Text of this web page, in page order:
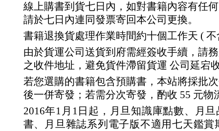
線上購書到貨七日內，如對書籍內容有任
請於七日內連同發票寄回本公司更換。
書籍退換貨處理作業時間約十個工作天 (
由於貨運公司送貨到府需經簽收手續，請
之收件地址，避免貨件滯留貨運 公司延宕
若您選購的書籍包含預購書，本站將採批
後一併寄發；若需分次寄發，酌收 55 元物
2016年1月1日起，月旦知識庫點數、月
書、月旦雜誌系列電子版不適用七天鑑賞